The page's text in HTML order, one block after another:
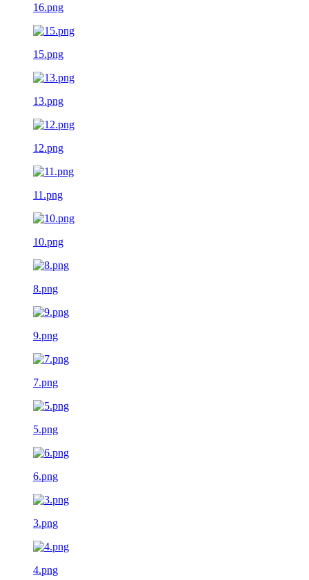
16.png
15.png
13.png
12.png
11.png
10.png
8.png
9.png
7.png
5.png
6.png
3.png
4.png